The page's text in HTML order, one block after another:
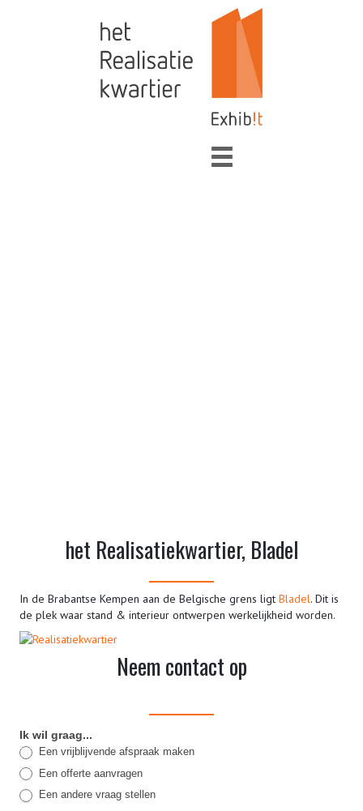
het Realisatiekwartier, Bladel
In de Brabantse Kempen aan de Belgische grens ligt Bladel. Dit is
de plek waar stand & interieur ontwerpen werkelijkheid worden.
Neem contact op
Neem
contact
op
Ik wil graag...
Een vrijblijvende afspraak maken
Een offerte aanvragen
Een andere vraag stellen